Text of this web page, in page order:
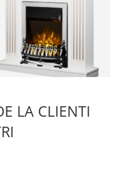
LA CLIENTI